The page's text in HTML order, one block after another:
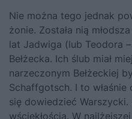
Nie można tego jednak
żonie. Została nią
lat Jadwiga (lub Teodora
Bełżecka. Ich ślub miał
narzeczonym Bełżeckiej
Schaffgotsch. I to
się dowiedzieć Warszycki.
wściekłością. W